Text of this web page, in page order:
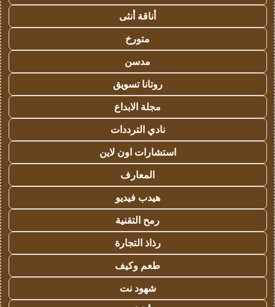
أناقة أنثى
متورخ
مدسن
روتانا تسويق
مجلة الابداع
نادي الترددات
استشارات اون لاين
المعارف
هيدب فيديو
رمح التقنية
رذاذ التجارة
طعم وكيف
شهود نت